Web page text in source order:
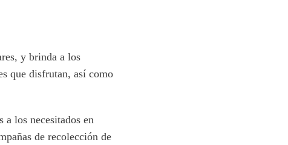
y brinda a los
que disfrutan, así como
a los necesitados en
de recolección de